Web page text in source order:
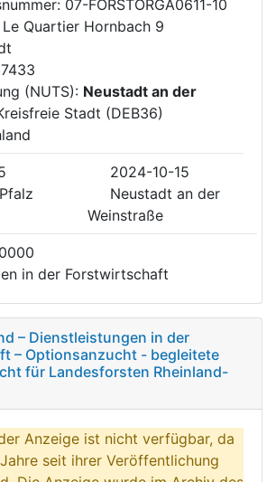
07-FORSTORGA0611-10
Quartier Hornbach 9
(NUTS): Neustadt an der
Stadt (DEB36)
2024-10-15
Neustadt an der
Weinstraße
in der Forstwirtschaft
– Dienstleistungen in der
– Optionsanzucht - begleitete
für Landesforsten Rheinland-
Anzeige ist nicht verfügbar, da
seit ihrer Veröffentlichung